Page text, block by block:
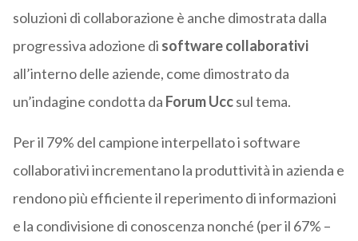
soluzioni di collaborazione è anche dimostrata dalla
progressiva adozione di software collaborativi
all’interno delle aziende, come dimostrato da
un’indagine condotta da Forum Uccsul tema.
Per il 79% del campione interpellato i software
collaborativi incrementano la produttività in azienda e
rendono più efficiente il reperimento di informazioni
e la condivisione di conoscenza nonché (per il 67% –